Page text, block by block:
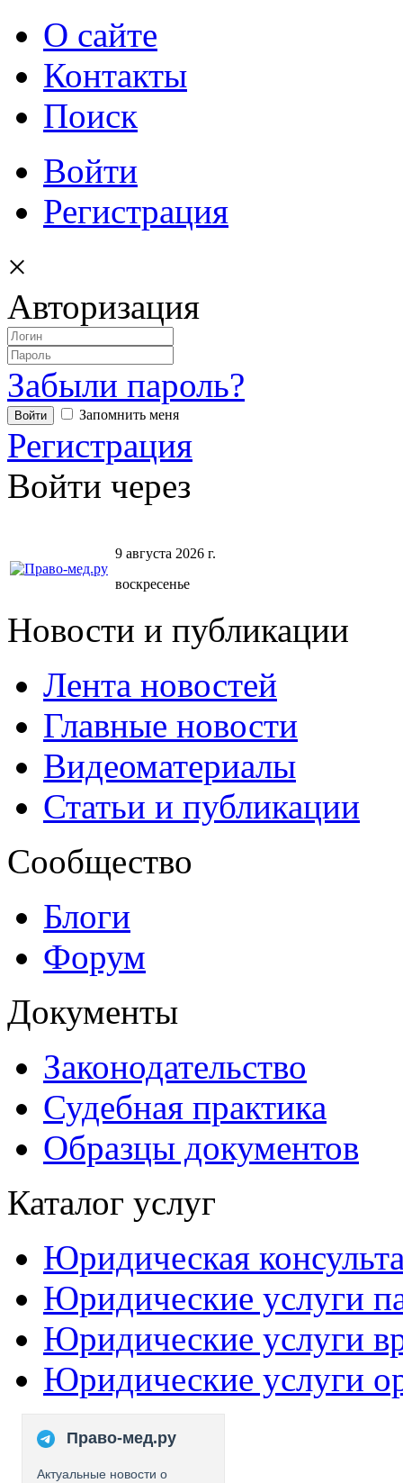
О сайте
Контакты
Поиск
Войти
Регистрация
×
Авторизация
Забыли пароль?
Запомнить меня
Регистрация
Войти через
9 августа 2026 г.
воскресенье
Новости и публикации
Лента новостей
Главные новости
Видеоматериалы
Статьи и публикации
Сообщество
Блоги
Форум
Документы
Законодательство
Судебная практика
Образцы документов
Каталог услуг
Юридическая
Юридические услуги
Юридические услуги
Юридические услуги
Право-мед.ру
Актуальные новости о